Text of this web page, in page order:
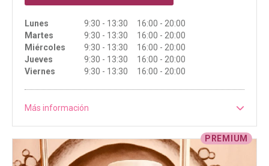
Lunes
9:30 - 13:30 16:00 - 20:00
Martes
9:30 - 13:30 16:00 - 20:00
Miércoles
9:30 - 13:30 16:00 - 20:00
Jueves
9:30 - 13:30 16:00 - 20:00
Viernes
9:30 - 13:30 16:00 - 20:00
Más información
PREMIUM